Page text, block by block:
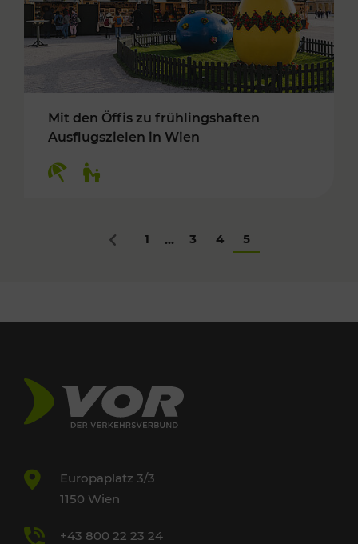
Mit den Öffis zu frühlingshaften
Ausflugszielen in Wien
Zurück
1 ... 3 4 5
Europaplatz 3/3
1150 Wien
+43 800 22 23 24